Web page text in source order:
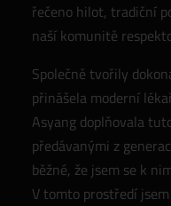
řečeno hilot, tradiční
naší komunitě
Společně tvořily
přinášela moderní
Asyang doplňovala
předávanými z
běžné, že jsem se k
V tomto prostředí